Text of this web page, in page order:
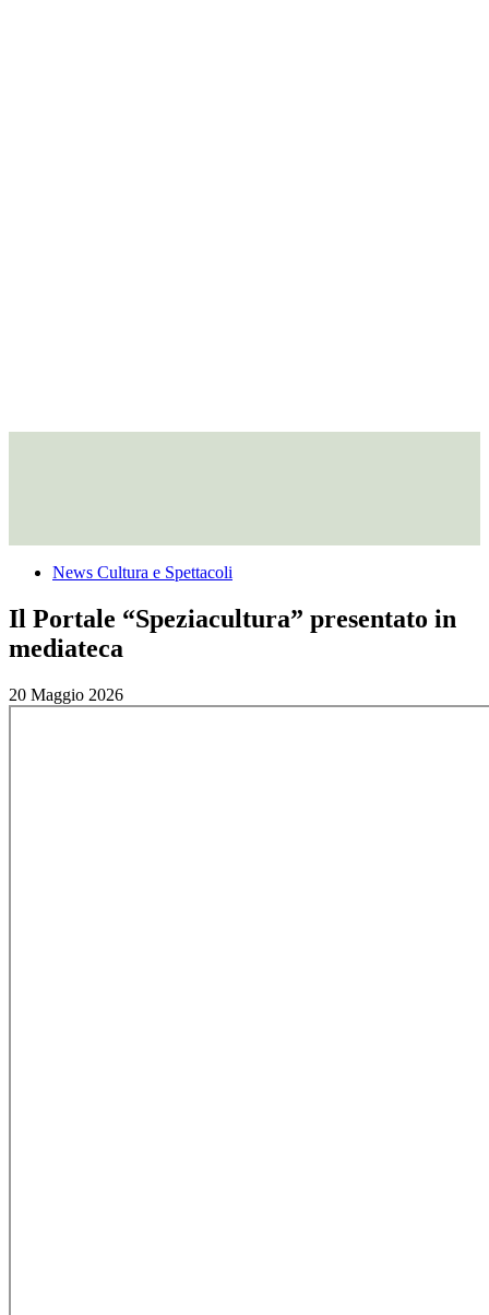
News Cultura e Spettacoli
Il Portale “Speziacultura” presentato in
mediateca
20 Maggio 2026